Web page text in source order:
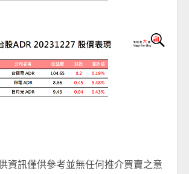
資訊僅供參考並無任何推介買賣之意